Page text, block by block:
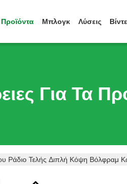
Προϊόντα Μπλογκ Λύσεις
Για Τα
Ράδιο Τελής Διπλή Κόψη Βόλφραμ